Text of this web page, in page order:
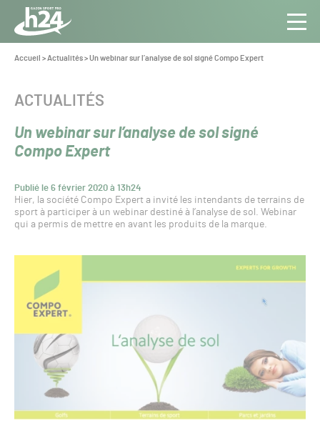
Panneau de gestion des cookies
Aller au contenu
Toute
l’info
Pro
Vous
Accueil >Actualités>Un webinar sur l’analyse de sol signé Compo Expert
Un webinar sur l’analyse de sol signé
Compo Expert
Publié le 6 février 2020 à 13h24
CATÉGORIE :
ACTUALITÉS
Hier, la société Compo Expert a invité les intendants de terrains de
sport à participer à un webinar destiné à l’analyse de sol. Webinar
qui a permis de mettre en avant les produits de la marque.